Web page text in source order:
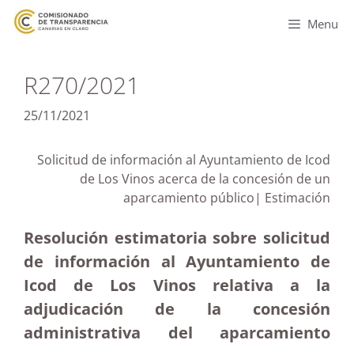
Menu
R270/2021
25/11/2021
Solicitud de información al Ayuntamiento de Icod
de Los Vinos acerca de la concesión de un
aparcamiento público| Estimación
Resolución estimatoria sobre solicitud
de información al Ayuntamiento de
Icod de Los Vinos relativa a la
adjudicación de la concesión
administrativa del aparcamiento